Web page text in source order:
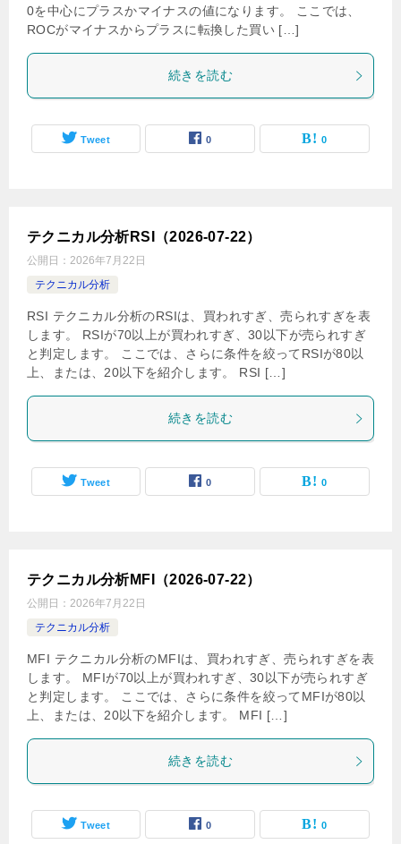
0を中心にプラスかマイナスの値になります。 ここでは、
ROCがマイナスからプラスに転換した買い […]
続きを読む
Tweet 0 0
テクニカル分析RSI（2026-07-22）
公開日： 2026年7月22日
テクニカル分析
RSI テクニカル分析のRSIは、買われすぎ、売られすぎを表
します。 RSIが70以上が買われすぎ、30以下が売られすぎ
と判定します。 ここでは、さらに条件を絞ってRSIが80以
上、または、20以下を紹介します。 RSI […]
続きを読む
Tweet 0 0
テクニカル分析MFI（2026-07-22）
公開日： 2026年7月22日
テクニカル分析
MFI テクニカル分析のMFIは、買われすぎ、売られすぎを表
します。 MFIが70以上が買われすぎ、30以下が売られすぎ
と判定します。 ここでは、さらに条件を絞ってMFIが80以
上、または、20以下を紹介します。 MFI […]
続きを読む
Tweet 0 0